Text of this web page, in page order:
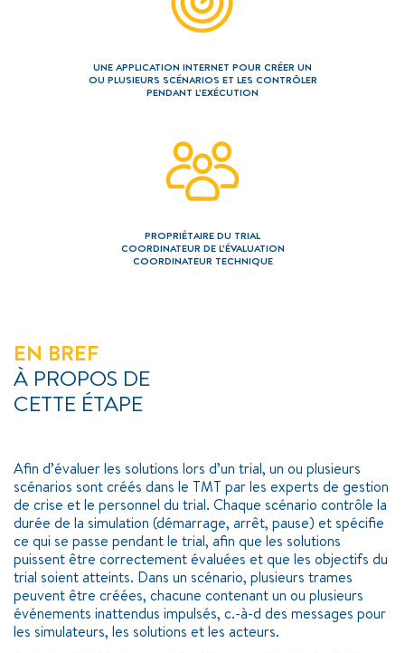
===============
UNE APPLICATION INTERNET POUR CRÉER UN
OU PLUSIEURS SCÉNARIOS ET LES CONTRÔLER
PENDANT L’EXÉCUTION
PROPRIÉTAIRE DU TRIAL
COORDINATEUR DE L’ÉVALUATION
COORDINATEUR TECHNIQUE
EN BREF
À PROPOS DE
CETTE ÉTAPE
Afin d’évaluer les solutions lors d’un trial, un ou plusieurs
scénarios sont créés dans le TMT par les experts de gestion
de crise et le personnel du trial. Chaque scénario contrôle la
durée de la simulation (démarrage, arrêt, pause) et spécifie
ce qui se passe pendant le trial, afin que les solutions
puissent être correctement évaluées et que les objectifs du
trial soient atteints. Dans un scénario, plusieurs trames
peuvent être créées, chacune contenant un ou plusieurs
événements inattendus impulsés, c.-à-d des messages pour
les simulateurs, les solutions et les acteurs.